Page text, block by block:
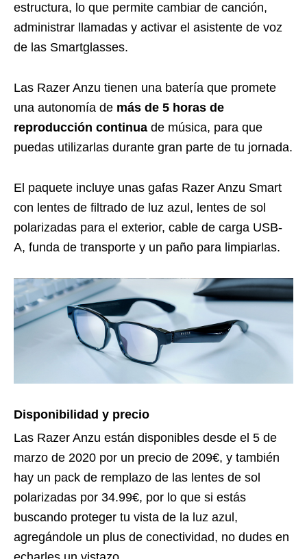
estructura, lo que permite cambiar de canción,
administrar llamadas y activar el asistente de voz
de las Smartglasses.
Las Razer Anzu tienen una batería que promete
una autonomía de más de 5 horas de
reproducción continua de música, para que
puedas utilizarlas durante gran parte de tu jornada.
El paquete incluye unas gafas Razer Anzu Smart
con lentes de filtrado de luz azul, lentes de sol
polarizadas para el exterior, cable de carga USB-
A, funda de transporte y un paño para limpiarlas.
Disponibilidad y precio
Las Razer Anzu están disponibles desde el 5 de
marzo de 2020 por un precio de 209€, y también
hay un pack de remplazo de las lentes de sol
polarizadas por 34.99€, por lo que si estás
buscando proteger tu vista de la luz azul,
agregándole un plus de conectividad, no dudes en